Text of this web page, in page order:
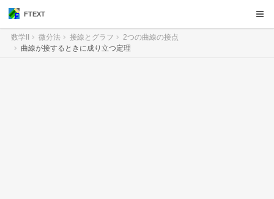
FTEXT
数学II 微分法 接線とグラフ
2つの曲線の接点
曲線が接するときに成り立つ定理